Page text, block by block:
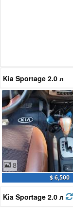
Kia Sportage 2.0 л
8
$ 6,500
Kia Sportage 2.0 л